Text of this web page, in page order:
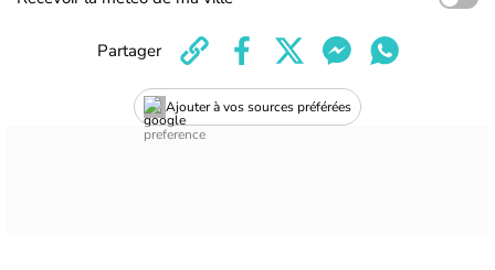
Ajouter à vos sources préférées
Partager